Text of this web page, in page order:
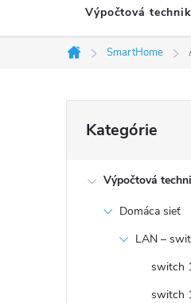
Výpočtová
Domov
SmartHome
kategórie
Kategórie
Výpočtová
Domáca sieť
LAN –
switch
switch